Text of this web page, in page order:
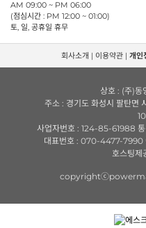
AM 09:00 ~ PM 06:00
(점심시간 : PM 12:00 ~ 01:00)
토, 일, 공휴일 휴무
회사소개 | 이용약관 | 개인
상호 : (주)동
주소 : 경기도 화성시 팔탄면
사업자번호 : 124-85-61988
대표번호 : 070-4477-
호스팅제